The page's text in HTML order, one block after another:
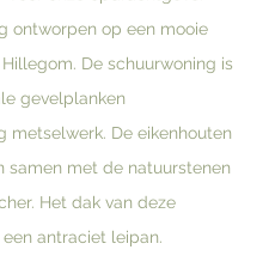
ontworpen op een mooie
De schuurwoning is
gevelplanken
metselwerk. De eikenhouten
samen met de natuurstenen
Het dak van deze
antraciet leipan.